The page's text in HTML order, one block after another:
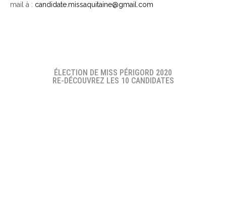
mail à : candidate.missaquitaine@gmail.com
ÉLECTION DE MISS PÉRIGORD 2020
RE-DÉCOUVREZ LES 10 CANDIDATES